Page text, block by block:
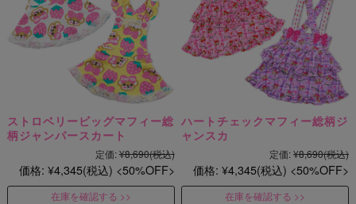
ストロベリービッグマフィー総
柄ジャンパースカート
定価:¥8,690(税込)
価格: ¥4,345(税込) 50%OFF
在庫を確認する
ハートチェックマフィー総柄ジ
ャンスカ
定価:¥8,690(税込)
価格: ¥4,345(税込) 50%OFF
在庫を確認する